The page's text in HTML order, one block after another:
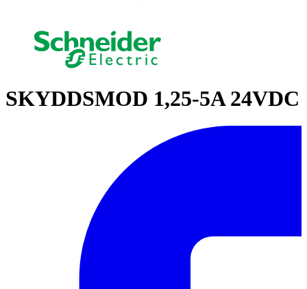
SKYDDSMOD 1,25-5A 24VDC